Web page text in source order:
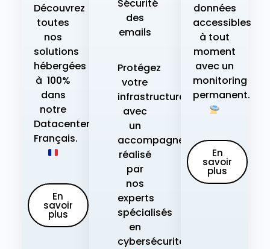
Découvrez
toutes
nos
solutions
hébergées
à 100%
dans
notre
Datacenter
Français.
En
savoir
plus
Sécurité
des
emails
Protégez
votre
infrastructure
avec
un
accompagnement
réalisé
par
nos
experts
spécialisés
en
cybersécurité.
données
accessibles
à tout
moment
avec un
monitoring
permanent.
En
savoir
plus